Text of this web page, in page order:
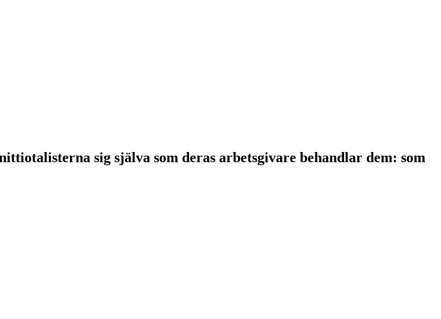
sig själva som deras arbetsgivare behandlar dem: som